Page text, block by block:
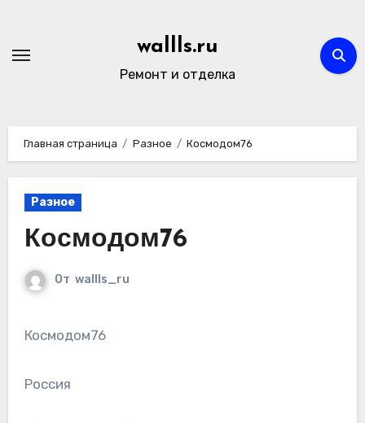
содержимому
wallls.ru
Ремонт и отделка
Главная страница Разное Космодом76
Разное
Космодом76
От wallls_ru
Космодом76
Россия